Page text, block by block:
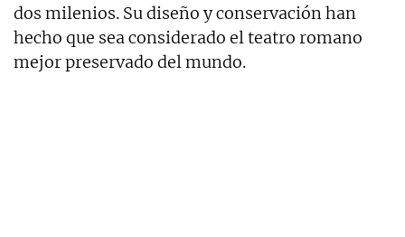
dos milenios. Su diseño y conservación han
hecho que sea considerado el teatro romano
mejor preservado del mundo.